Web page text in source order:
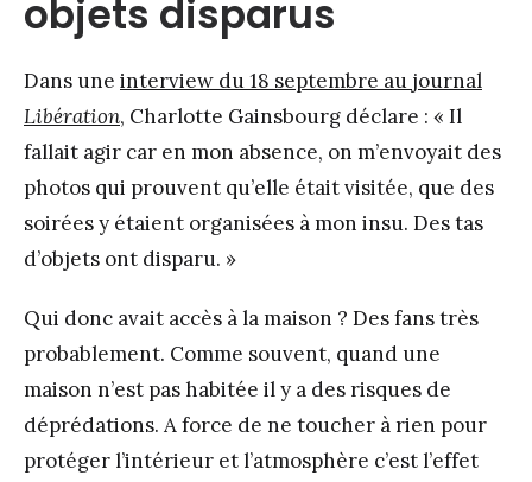
objets disparus
Dans une interview du 18 septembre au journal
Libération, Charlotte Gainsbourg déclare : « Il
fallait agir car en mon absence, on m’envoyait des
photos qui prouvent qu’elle était visitée, que des
soirées y étaient organisées à mon insu. Des tas
d’objets ont disparu. »
Qui donc avait accès à la maison ? Des fans très
probablement. Comme souvent, quand une
maison n’est pas habitée il y a des risques de
déprédations. A force de ne toucher à rien pour
protéger l’intérieur et l’atmosphère c’est l’effet